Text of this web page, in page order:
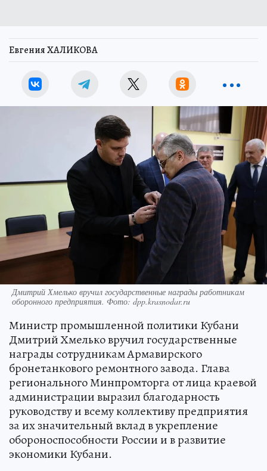
Евгения ХАЛИКОВА
Дмитрий Хмелько вручил государственные награды работникам
оборонного предприятия. Фото: dpp.krasnodar.ru
Министр промышленной политики Кубани
Дмитрий Хмелько вручил государственные
награды сотрудникам Армавирского
бронетанкового ремонтного завода. Глава
регионального Минпромторга от лица краевой
администрации выразил благодарность
руководству и всему коллективу предприятия
за их значительный вклад в укрепление
обороноспособности России и в развитие
экономики Кубани.